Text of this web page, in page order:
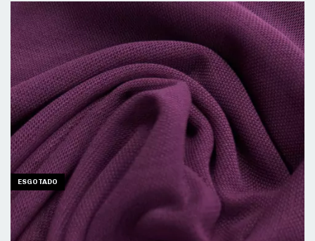
ESGOTADO